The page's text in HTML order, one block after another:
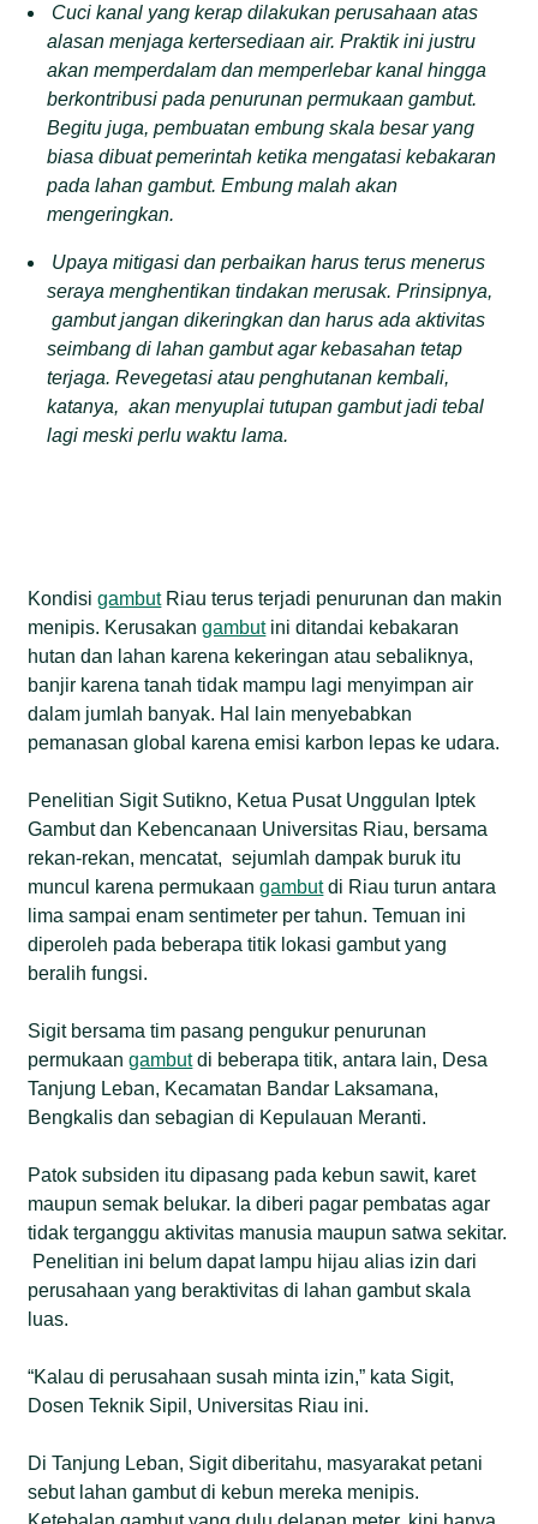
Cuci kanal yang kerap dilakukan perusahaan atas
alasan menjaga kertersediaan air.Praktikini justru
akan memperdalam dan memperlebar kanal hingga
berkontribusi pada penurunan permukaan gambut.
Begitu juga,pembuatan embung skala besaryang
biasa dibuat pemerintah ketika mengatasi kebakaran
pada lahan gambut. Embung malah akan
mengeringkan.
Upaya mitigasi dan perbaikan harus terus menerus
seraya menghentikan tindakan merusak. Prinsipnya,
gambut jangan dikeringkan dan harus ada aktivitas
seimbang di lahan gambut agarkebasahantetap
terjaga. Revegetasi atau penghutanan kembali,
katanya, akan menyuplai tutupan gambut jadi tebal
lagi meskiperluwaktu lama.
KondisigambutRiau terus terjadi penurunan dan makin
menipis. Kerusakangambutini ditandai kebakaran
hutan dan lahan karena kekeringan atau sebaliknya,
banjir karena tanah tidak mampu lagi menyimpan air
dalam jumlah banyak. Hal lain menyebabkan
pemanasan global karena emisi karbon lepas ke udara.
Penelitian Sigit Sutikno, Ketua Pusat Unggulan Iptek
Gambut dan Kebencanaan Universitas Riau, bersama
rekan-rekan, mencatat, sejumlah dampak buruk itu
muncul karena permukaangambutdi Riau turun antara
lima sampai enam sentimeter per tahun. Temuan ini
diperoleh pada beberapa titik lokasi gambut yang
beralih fungsi.
Sigit bersama tim pasang pengukur penurunan
permukaangambutdi beberapa titik, antara lain, Desa
Tanjung Leban, Kecamatan Bandar Laksamana,
Bengkalis dan sebagian di Kepulauan Meranti.
Patok subsiden itu dipasang pada kebun sawit, karet
maupun semak belukar. Ia diberi pagar pembatas agar
tidak terganggu aktivitas manusia maupun satwa sekitar.
Penelitian ini belum dapat lampu hijau alias izin dari
perusahaan yang beraktivitas di lahan gambut skala
luas.
“Kalau di perusahaan susah minta izin,” kata Sigit,
Dosen Teknik Sipil, Universitas Riau ini.
Di Tanjung Leban, Sigit diberitahu, masyarakat petani
sebut lahan gambut di kebun mereka menipis.